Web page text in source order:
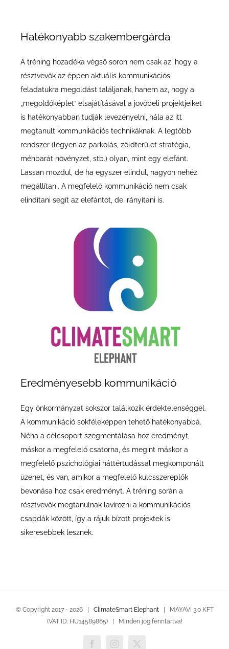
Hatékonyabb szakembergárda
A tréning hozadéka végső soron nem csak az, hogy a
résztvevők az éppen aktuális kommunikációs
feladatukra megoldást találjanak, hanem az, hogy a
„megoldóképlet” elsajátításával a jövőbeli projektjeiket
is hatékonyabban tudják levezényelni, hála az itt
megtanult kommunikációs technikáknak. A legtöbb
rendszer (legyen az parkolás, zöldterület stratégia,
méhbarát növényzet, stb.) olyan, mint egy elefánt.
Lassan mozdul, de ha egyszer elindul, nagyon nehéz
megállítani. A megfelelő kommunikáció nem csak
elindítani segít az elefántot, de irányítani is.
Eredményesebb kommunikáció
Egy önkormányzat sokszor találkozik érdektelenséggel.
A kommunikáció sokféleképpen tehető hatékonyabbá.
Néha a célcsoport szegmentálása hoz eredményt,
máskor a megfelelő csatorna, és megint máskor a
megfelelő pszichológiai háttértudással megkomponált
üzenet, és van, amikor a megfelelő kulcsszereplők
bevonása hoz csak eredményt. A tréning során a
résztvevők megtanulnak lavírozni a kommunikációs
csapdák között, így a rájuk bízott projektek is
sikeresebbek lesznek.
© Copyright 2017 - 2026 | ClimateSmart Elephant| MAYAVI 3.0 KFT
(VAT ID: HU14589865) | Minden jog fenntartva!
FacebookInstagram
X